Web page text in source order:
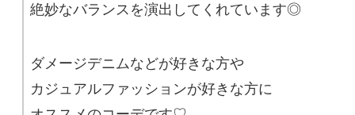
絶妙なバランスを演出してくれています◎
ダメージデニムなどが好きな方や
カジュアルファッションが好きな方に